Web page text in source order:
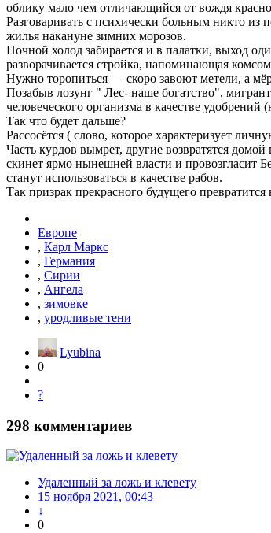
облику мало чем отличающийся от вождя
Разговаривать с психически больным никто
жилья накануне зимних морозов.
Ночной холод забирается и в палатки, выход
разворачивается стройка, напоминающая
Нужно торопиться — скоро завоют метели, а
Позабыв лозунг " Лес- наше богатство",
человеческого организма в качестве
Так что будет дальше?
Рассосётся ( слово, которое характеризует
Часть курдов вымрет, другие возвратятся
скинет ярмо нынешней власти и провозгласит
станут использоваться в качестве рабов.
Так призрак прекрасного будущего
Европе
, Карл Маркс
, Германия
, Сирии
, Ангела
, зимовке
, уродливые тени
Lyubina
0
?
298 комментариев
Удаленный за ложь и клевету
15 ноября 2021, 00:43
↓
0